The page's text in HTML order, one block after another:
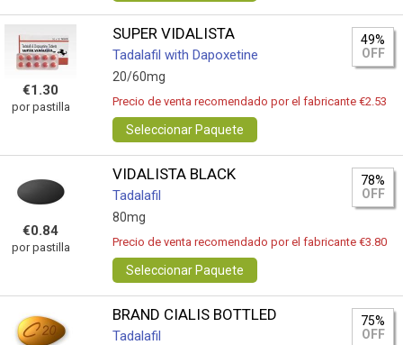
€1.30
por pastilla
SUPER VIDALISTA
Tadalafil with Dapoxetine
20/60mg
49%
OFF
Precio de venta recomendado por el fabricante €2.53
Seleccionar Paquete
€0.84
por pastilla
VIDALISTA BLACK
Tadalafil
80mg
78%
OFF
Precio de venta recomendado por el fabricante €3.80
Seleccionar Paquete
BRAND CIALIS BOTTLED
Tadalafil
75%
OFF